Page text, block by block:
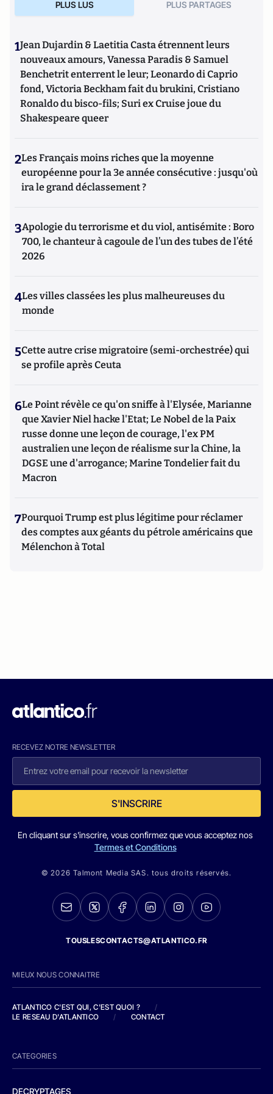
(société nationale d’intelligence stratégique) et responsable
Compagnie Financière Rothschild.
PLUS LUS PLUS PARTAGES
1Jean Dujardin & Laetitia Casta étrennent leurs
nouveaux amours, Vanessa Paradis & Samuel
Benchetrit enterrent le leur; Leonardo di Caprio
fond, Victoria Beckham fait du brukini, Cristiano
Ronaldo du bisco-fils; Suri ex Cruise joue du
Shakespeare queer
2Les Français moins riches que la moyenne
européenne pour la 3e année consécutive : jusqu'où
ira le grand déclassement ?
3Apologie du terrorisme et du viol, antisémite : Boro
700, le chanteur à cagoule de l’un des tubes de l’été
2026
4Les villes classées les plus malheureuses du
monde
5Cette autre crise migratoire (semi-orchestrée) qui
se profile après Ceuta
6Le Point révèle ce qu'on sniffe à l'Elysée, Marianne
que Xavier Niel hacke l'Etat; Le Nobel de la Paix
russe donne une leçon de courage, l'ex PM
australien une leçon de réalisme sur la Chine, la
DGSE une d'arrogance; Marine Tondelier fait du
Macron
7Pourquoi Trump est plus légitime pour réclamer
des comptes aux géants du pétrole américains que
Mélenchon à Total
RECEVEZ NOTRE NEWSLETTER
S'INSCRIRE
En cliquant sur s'inscrire, vous confirmez que vous acceptez nos
Termes et Conditions
© 2026 Talmont Media SAS. tous droits réservés.
TOUSLESCONTACTS@ATLANTICO.FR
MIEUX NOUS CONNAITRE
ATLANTICO C'EST QUI, C'EST QUOI ?
/
LE RESEAU D'ATLANTICO
/ CONTACT
CATEGORIES
DECRYPTAGES